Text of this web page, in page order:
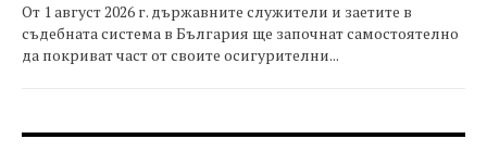
От 1 август 2026 г. държавните служители и заетите в
съдебната система в България ще започнат самостоятелно
да покриват част от своите осигурителни...